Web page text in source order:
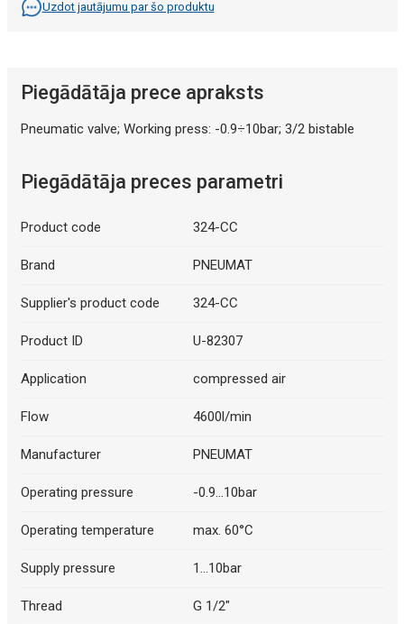
Uzdot jautājumu par šo produktu
Piegādātāja prece apraksts
Pneumatic valve; Working press: -0.9÷10bar; 3/2 bistable
Piegādātāja preces parametri
Product code 324-CC
Brand PNEUMAT
Supplier's product code 324-CC
Product ID U-82307
Application compressed air
Flow 4600l/min
Manufacturer PNEUMAT
Operating pressure -0.9...10bar
Operating temperature max. 60°C
Supply pressure 1...10bar
Thread G 1/2"